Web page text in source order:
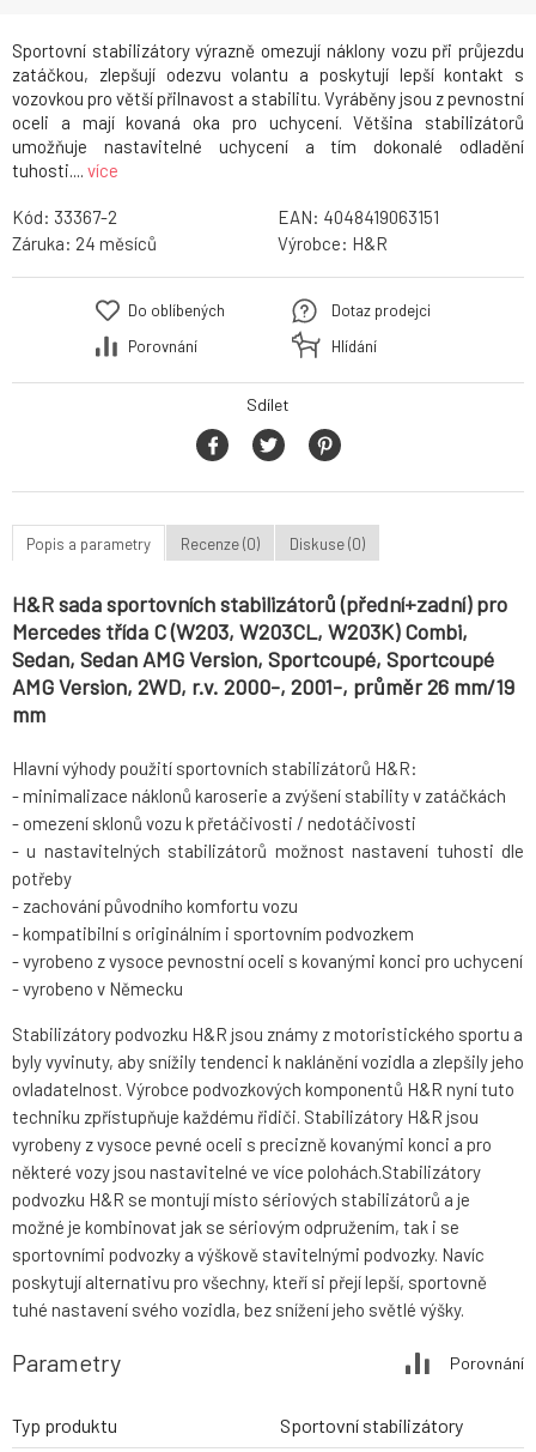
Sportovní stabilizátory výrazně omezují náklony vozu při průjezdu
zatáčkou, zlepšují odezvu volantu a poskytují lepší kontakt s
vozovkou pro větší přilnavost a stabilitu. Vyráběny jsou z pevnostní
oceli a mají kovaná oka pro uchycení. Většina stabilizátorů
umožňuje nastavitelné uchycení a tím dokonalé odladění
tuhosti.... více
Kód: 33367-2 EAN: 4048419063151
Záruka: 24 Výrobce: H&R
Do oblíbených
Porovnání
Dotaz prodejci
Hlídání
Sdílet
Popis a parametry Recenze (0) Diskuse (0)
H&R sada sportovních stabilizátorů (přední+zadní) pro
Mercedes třída C (W203, W203CL, W203K) Combi,
Sedan, Sedan AMG Version, Sportcoupé, Sportcoupé
AMG Version, 2WD, r.v. 2000-, 2001-, průměr 26 mm/19
mm
Hlavní výhody použití sportovních stabilizátorů H&R:
- minimalizace náklonů karoserie a zvýšení stability v zatáčkách
- omezení sklonů vozu k přetáčivosti / nedotáčivosti
- u nastavitelných stabilizátorů možnost nastavení tuhosti dle
potřeby
- zachování původního komfortu vozu
- kompatibilní s originálním i sportovním podvozkem
- vyrobeno z vysoce pevnostní oceli s kovanými konci pro uchycení
- vyrobeno v Německu
Stabilizátory podvozku H&R jsou známy z motoristického sportu a
byly vyvinuty, aby snížily tendenci k naklánění vozidla a zlepšily jeho
ovladatelnost. Výrobce podvozkových komponentů H&R nyní tuto
techniku zpřístupňuje každému řidiči. Stabilizátory H&R jsou
vyrobeny z vysoce pevné oceli s precizně kovanými konci a pro
některé vozy jsou nastavitelné ve více polohách.Stabilizátory
podvozku H&R se montují místo sériových stabilizátorů a je
možné je kombinovat jak se sériovým odpružením, tak i se
sportovními podvozky a výškově stavitelnými podvozky. Navíc
poskytují alternativu pro všechny, kteří si přejí lepší, sportovně
tuhé nastavení svého vozidla, bez snížení jeho světlé výšky.
Parametry Porovnání
Typ produktu Sportovní stabilizátory